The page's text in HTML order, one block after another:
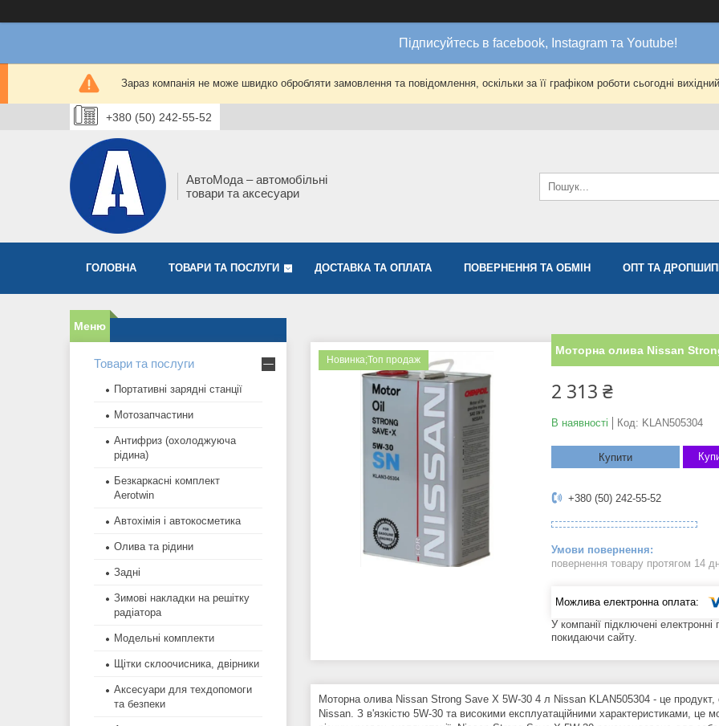
Підписуйтесь в facebook, Instagram та Youtube!
Зараз компанія не може швидко обробляти замовлення та повідомлення, оскільки за її графіком роботи сьогодні
+380 (50) 242-55-52
АвтоМода – автомобільні
товари та аксесуари
ГОЛОВНА ТОВАРИ ТА ПОСЛУГИ ДОСТАВКА ТА ОПЛАТА ПОВЕРНЕННЯ ТА ОБМІН ОПТ ТА
Новинка;Топ продаж
Моторна олива Nissan
2 313 ₴
В наявності Код: KLAN505304
Купити
+380 (50) 242-55-52
повернення товару протягом 14
У компанії підключені
покидаючи сайту.
Моторна олива Nissan Strong Save X 5W-30 4 л Nissan KLAN505304 - це продукт,
Nissan. З в'язкістю 5W-30 та високими експлуатаційними характеристиками, це
Товари та послуги
Портативні зарядні станції
Мотозапчастини
Антифриз (охолоджуюча
рідина)
Безкаркасні комплект
Aerotwin
Автохімія і автокосметика
Олива та рідини
Задні
Зимові накладки на решітку
радіатора
Модельні комплекти
Щітки склоочисника, двірники
Аксесуари для техдопомоги
та безпеки